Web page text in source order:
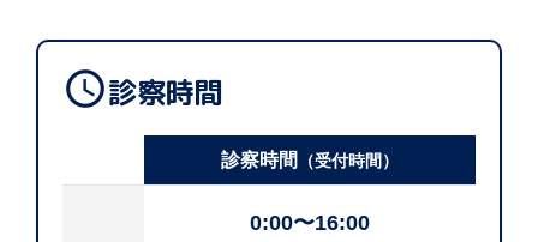
診察時間
診察時間 （受付時間）
0:00〜16:00